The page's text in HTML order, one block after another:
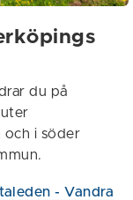
du på
och i söder
- Vandra